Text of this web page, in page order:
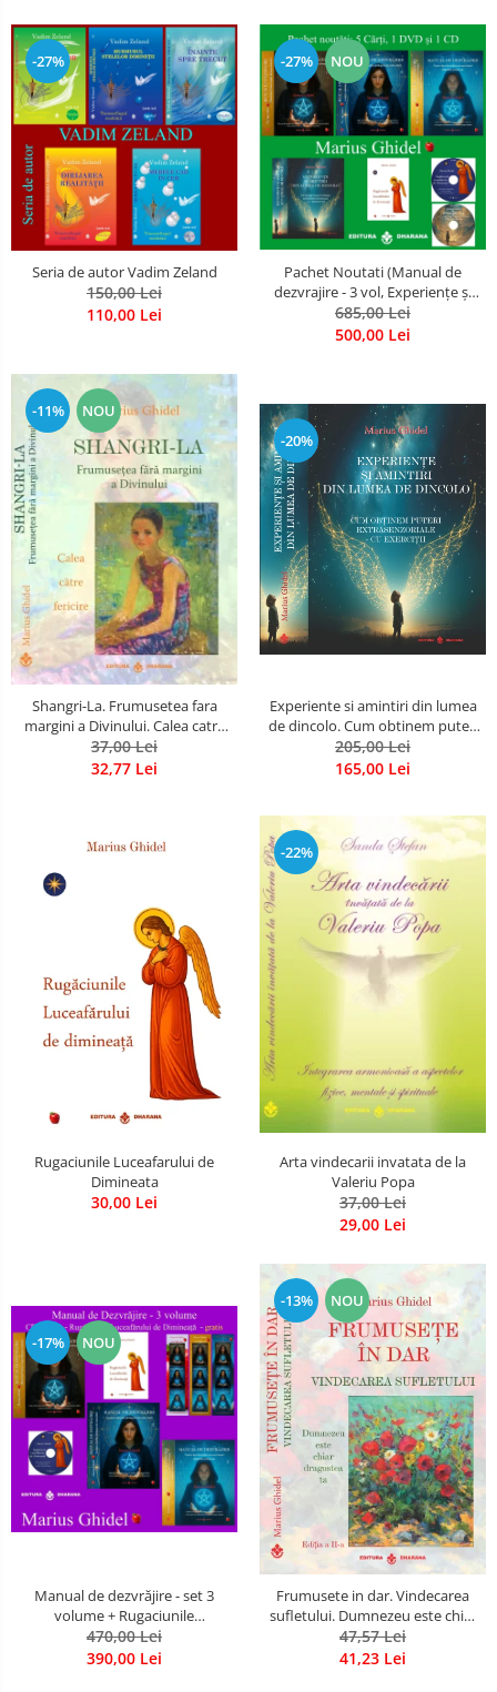
-27%
Seria de autor Vadim Zeland
150,00 Lei
110,00 Lei
-27% NOU
Pachet Noutati (Manual de
dezvrajire - 3 vol, Experiențe și
amintiri, Rugăciunile
Luceafarului de dimineata) -
685,00 Lei
500,00 Lei
-11% NOU
Shangri-La. Frumusetea fara
margini a Divinului. Calea catre
fericire
37,00 Lei
32,77 Lei
-20%
Experiente si amintiri din lumea
de dincolo. Cum obtinem puteri
extrasenzoriale - cu exercitii
205,00 Lei
165,00 Lei
Rugaciunile Luceafarului de
Dimineata
30,00 Lei
-22%
Arta vindecarii invatata de la
Valeriu Popa
37,00 Lei
29,00 Lei
-17% NOU
Manual de dezvrăjire - set 3
volume + Rugaciunile
Luceafarului de Dimineata -
Gratuit)
470,00 Lei
390,00 Lei
-13% NOU
Frumusete in dar. Vindecarea
sufletului. Dumnezeu este chiar
dragostea ta. Editia a 2-a
47,57 Lei
41,23 Lei